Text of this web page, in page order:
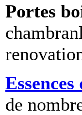
Portes
de